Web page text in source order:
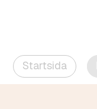
Startsida